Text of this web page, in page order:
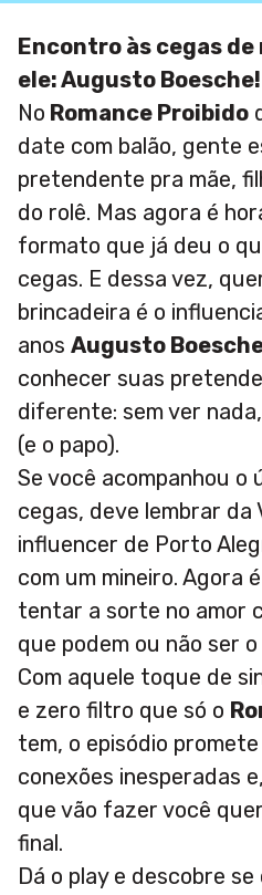
Encontro às cegas de
ele: Augusto Boesche!
No Romance Proibido
date com balão, gente
pretendente pra mãe,
do rolê. Mas agora é
formato que já deu o
cegas. E dessa vez,
brincadeira é o
anos Augusto
conhecer suas
diferente: sem ver
(e o papo).
Se você acompanhou o
cegas, deve lembrar da
influencer de Porto
com um mineiro. Agora
tentar a sorte no amor
que podem ou não ser
Com aquele toque de
e zero filtro que só o
tem, o episódio
conexões inesperadas
que vão fazer você
final.
Dá o play e descobre